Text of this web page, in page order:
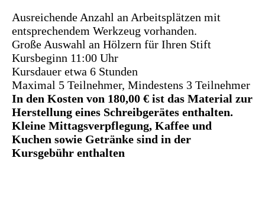
Ausreichende Anzahl an Arbeitsplätzen mit
entsprechendem Werkzeug vorhanden.
Große Auswahl an Hölzern für Ihren Stift
Kursbeginn 11:00 Uhr
Kursdauer etwa 6 Stunden
Maximal 5 Teilnehmer, Mindestens 3 Teilnehmer
In den Kosten von 180,00 € ist das Material zur
Herstellung eines Schreibgerätes enthalten.
Kleine Mittagsverpflegung, Kaffee und
Kuchen sowie Getränke sind in der
Kursgebühr enthalten